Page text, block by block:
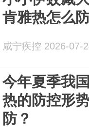
肯雅热怎么
咸宁疾控 2026-07-
今年夏季我
热的防控形
防？